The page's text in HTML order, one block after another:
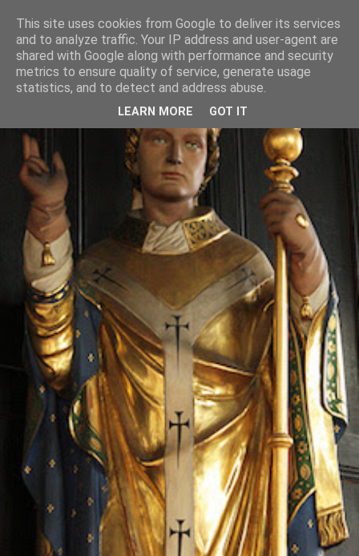
This site uses cookies from Google to deliver its services
and to analyze traffic. Your IP address and user-agent are
shared with Google along with performance and security
metrics to ensure quality of service, generate usage
statistics, and to detect and address abuse.
LEARN MORE GOT IT